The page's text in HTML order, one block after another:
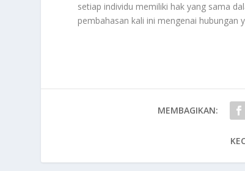
setiap individu memiliki hak yang sama
pembahasan kali ini mengenai hubungan
MEMBAGIKAN: